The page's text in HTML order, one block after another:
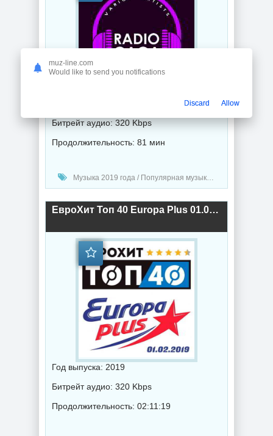
Битрейт аудио: 320 Kbps
Продолжительность: 81 мин
Музыка 2019 года / Популярная музыка / Хаус музыка / Диско музыка
ЕвроХит Топ 40 Europa Plus 01.02.2019 (2019) торрент
Год выпуска: 2019
Битрейт аудио: 320 Kbps
Продолжительность: 02:11:19
muz-line.com
Would like to send you notifications
Discard Allow